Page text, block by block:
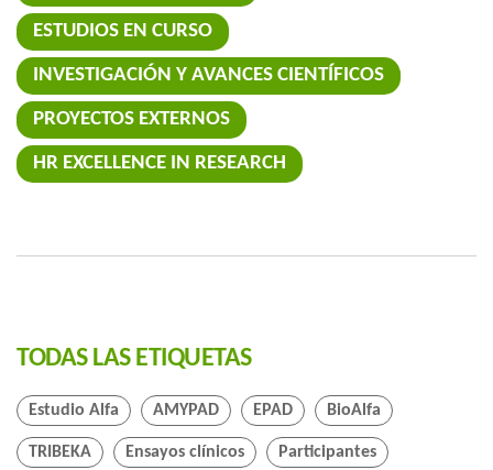
ESTUDIOS EN CURSO
INVESTIGACIÓN Y AVANCES CIENTÍFICOS
PROYECTOS EXTERNOS
HR EXCELLENCE IN RESEARCH
TODAS LAS ETIQUETAS
Estudio Alfa AMYPAD EPAD BioAlfa
TRIBEKA Ensayos clínicos Participantes